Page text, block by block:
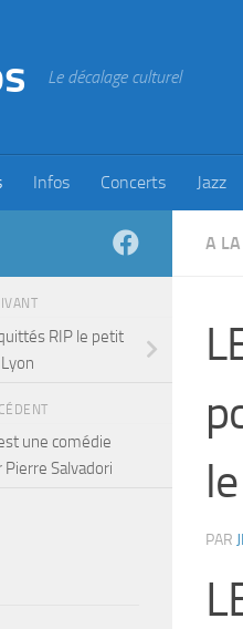
Le décalage culturel
Infos Concerts Jazz
A
PAR
RIP le petit
une comédie
Salvadori